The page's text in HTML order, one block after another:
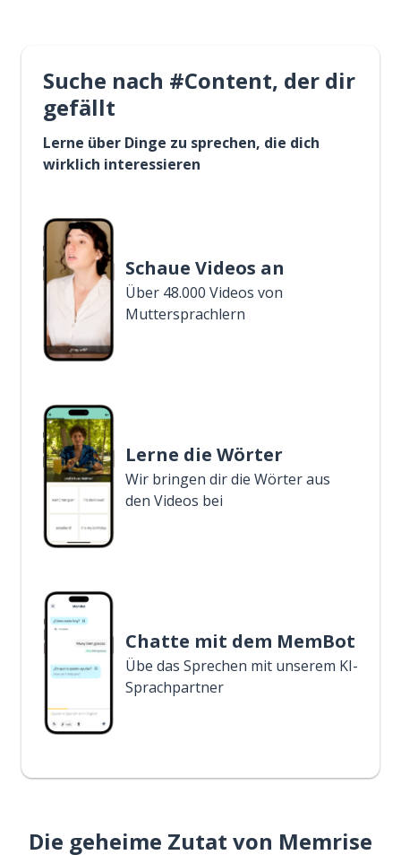
Suche nach #Content, der dir
gefällt
Lerne über Dinge zu sprechen, die dich
wirklich interessieren
Schaue Videos an
Über 48.000 Videos von
Muttersprachlern
Lerne die Wörter
Wir bringen dir die Wörter aus
den Videos bei
Chatte mit dem MemBot
Übe das Sprechen mit unserem KI-
Sprachpartner
Die geheime Zutat von Memrise